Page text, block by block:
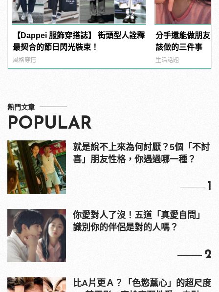
【Dappei 服飾穿搭誌】 街頭型人詮釋
最契合的節日閃光裝束！
風格穿搭
分手還能做朋友
該做的三件事
生活話題
熱門文章
POPULAR
就是說不上來為何討厭？5個「不討
喜」朋友性格，你遇過哪一種？
1
你愛對人了沒！五道「真愛自問」
識別你的伴侶是對的人嗎？
2
比A片更Ａ？「色慾薰心」的超尺度